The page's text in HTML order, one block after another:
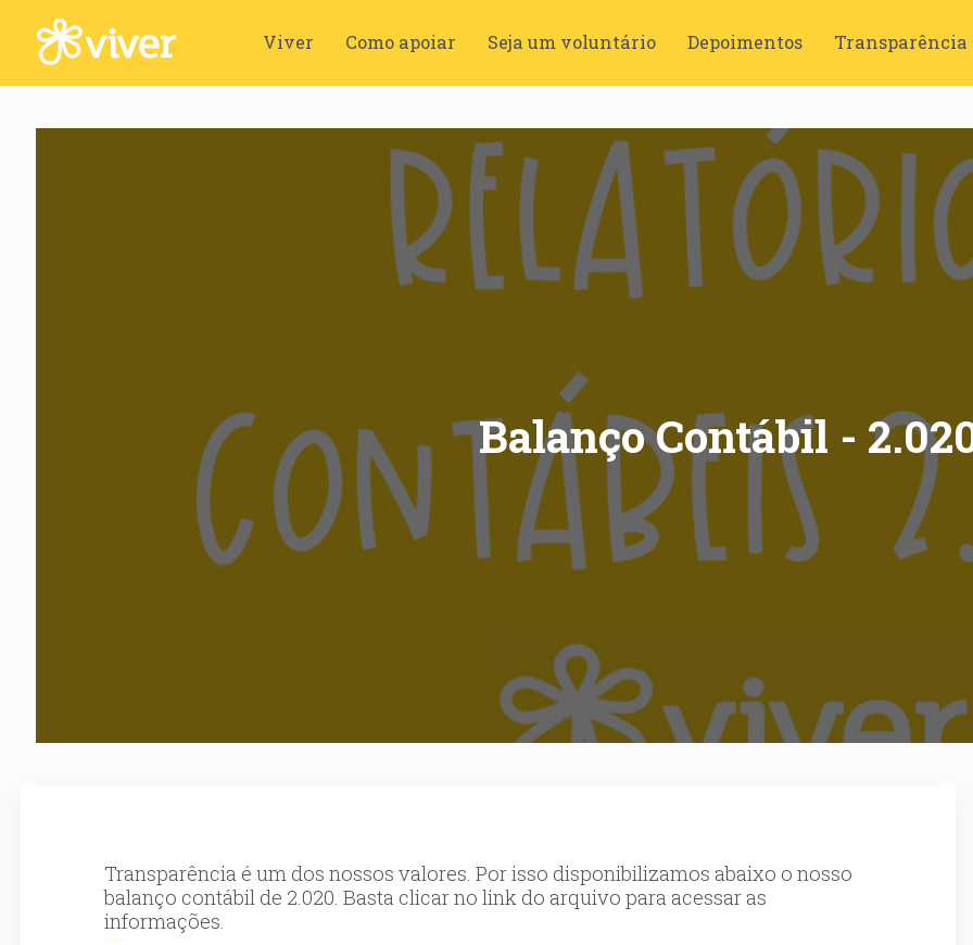
Viver Como apoiar Seja um voluntário Depoimentos Transparência
Balanço Contábil -
Transparência é um dos nossos valores. Por isso disponibilizamos abaixo o nosso
balanço contábil de 2.020. Basta clicar no link do arquivo para acessar as
informações.